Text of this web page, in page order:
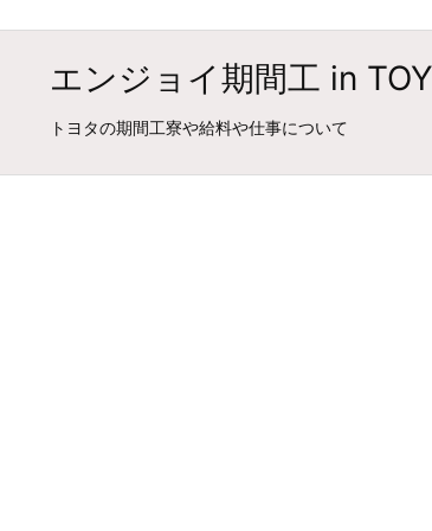
エンジョイ期間工 in
トヨタの期間工寮や給料や仕事について